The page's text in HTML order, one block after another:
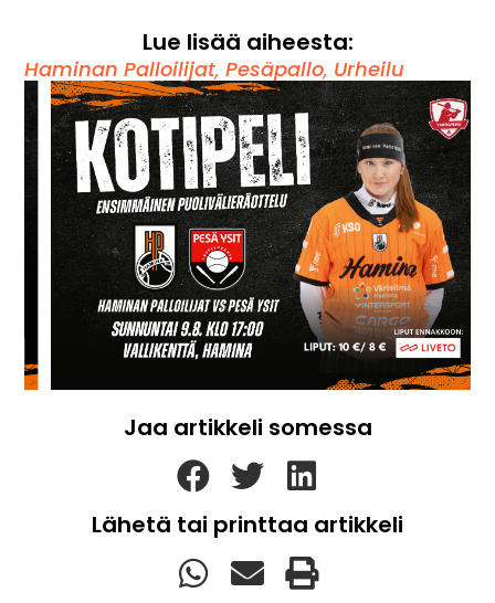
Lue lisää aiheesta:
Haminan Palloilijat,Pesäpallo, Urheilu
Jaa artikkeli somessa
Lähetä tai printtaa artikkeli